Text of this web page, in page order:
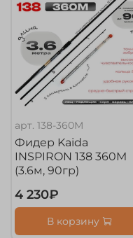
арт.138-360M
Фидер Kaida
INSPIRON 138 360M
(3.6м, 90гр)
4 230₽
В корзину